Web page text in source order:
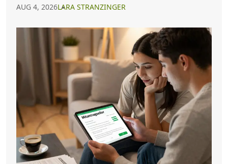
AUG 4, 2026LARA STRANZINGER